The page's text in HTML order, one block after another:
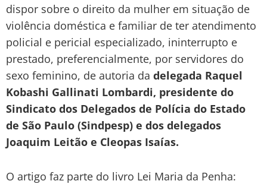
dispor sobre o direito da mulher em situação de
violência doméstica e familiar de ter atendimento
policial e pericial especializado, ininterrupto e
prestado, preferencialmente, por servidores do
sexo feminino, de autoria da delegada Raquel
Kobashi Gallinati Lombardi, presidente do
Sindicato dos Delegados de Polícia do Estado
de São Paulo (Sindpesp) e dos delegados
Joaquim Leitão e Cleopas Isaías.
O artigo faz parte do livro Lei Maria da Penha: